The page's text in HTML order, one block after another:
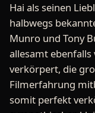
Hai als seinen
halbwegs
Munro und Tony
allesamt
verkörpert, die
Filmerfahrung
somit perfekt